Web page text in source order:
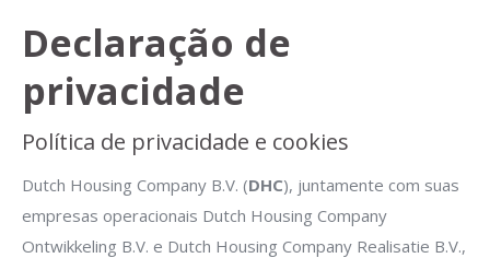
Declaração de
privacidade
Política de privacidade e cookies
Dutch Housing Company B.V. (DHC), juntamente com suas
empresas operacionais Dutch Housing Company
Ontwikkeling B.V. e Dutch Housing Company Realisatie B.V.,